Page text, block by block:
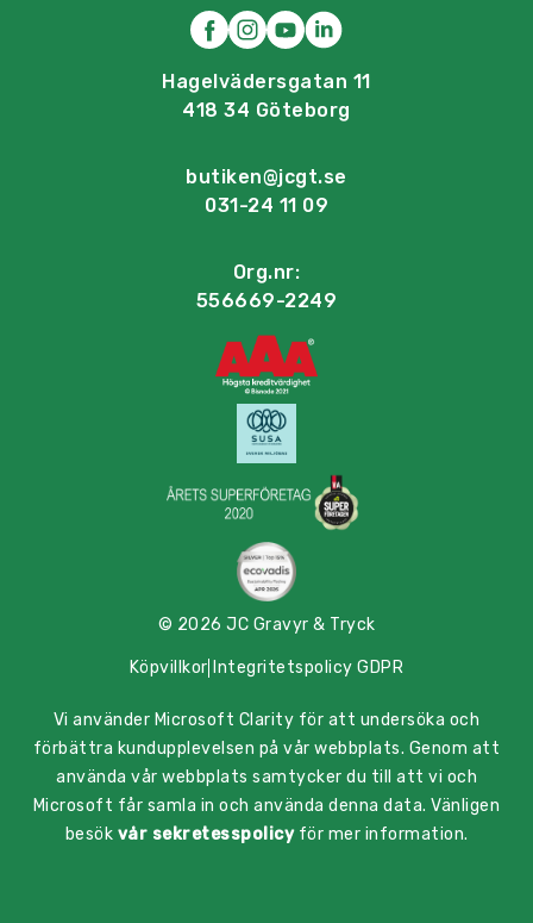
Hagelvädersgatan 11
418 34 Göteborg
butiken@jcgt.se
031-24 11 09
Org.nr:
556669-2249
© 2026 JC Gravyr & Tryck
Köpvillkor Integritetspolicy GDPR
Vi använder Microsoft Clarity för att undersöka och
förbättra kundupplevelsen på vår webbplats. Genom att
använda vår webbplats samtycker du till att vi och
Microsoft får samla in och använda denna data. Vänligen
besök vår sekretesspolicyför mer information.